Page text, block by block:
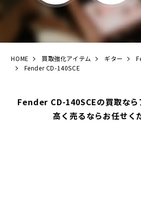
HOME 買取強化アイテム ギター
Fender CD-140SCE
Fender CD-140SCEの買取なら
高く売るならお任せく